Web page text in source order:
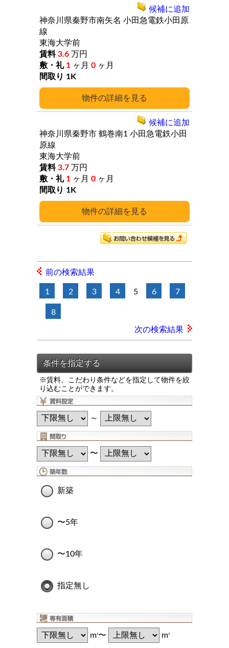
詳細
神奈川県秦野市南矢名 小田急電鉄小田原
線
東海大学前
3.6 万円
1 ヶ月 0 ヶ月
1K
候補に追加
詳細
神奈川県秦野市 鶴巻南1 小田急電鉄小田
原線
東海大学前
3.7 万円
1 ヶ月 0 ヶ月
1K
候補に追加
前の検索結果
1 2 3 4 5 6 7
8
次の検索結果
※賃料、こだわり条件などを指定して物件を絞
り込むことができます。
～
〜
新築
〜5年
〜10年
指定無し
m2〜 m2